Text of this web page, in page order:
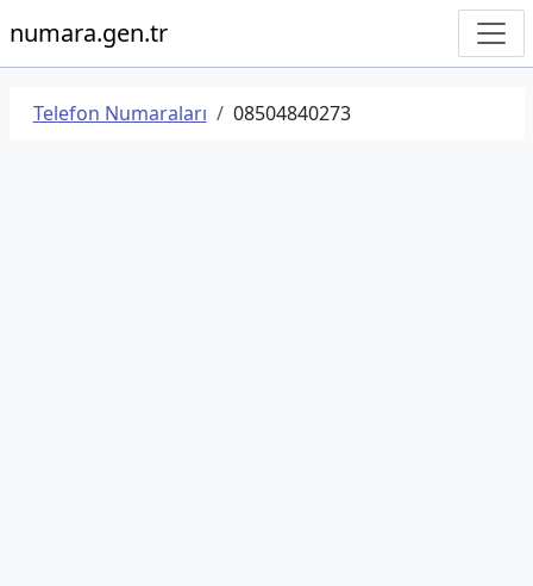
numara.gen.tr
Telefon Numaraları 08504840273